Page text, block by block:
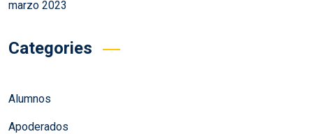
marzo 2023
Categories
Alumnos
Apoderados